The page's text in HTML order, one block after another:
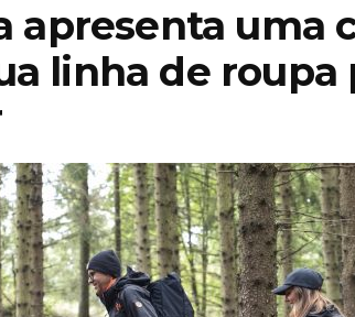
apresenta uma
linha de roupa